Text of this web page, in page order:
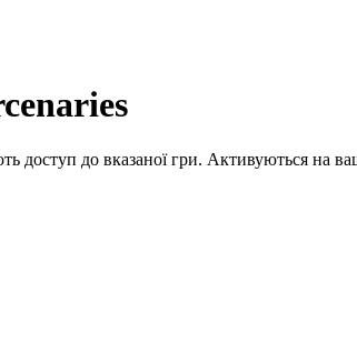
доступ до вказаної гри. Активуються на